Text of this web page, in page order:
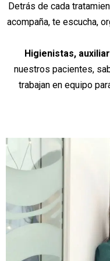
Detrás de cada
acompaña, te escucha,
Higienistas,
nuestros pacientes,
trabajan en equipo